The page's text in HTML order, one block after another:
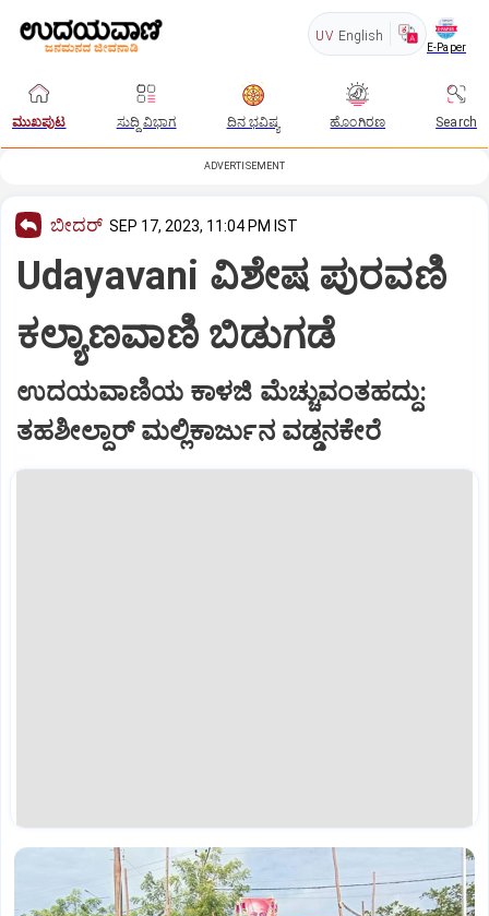
UV English
E-Paper
ಮುಖಪುಟ ಸುದ್ದಿ ವಿಭಾಗ ದಿನ ಭವಿಷ್ಯ ಹೊಂಗಿರಣ Search
ADVERTISEMENT
ಬೀದರ್ SEP 17, 2023, 11:04 PM IST
Udayavani ವಿಶೇಷ ಪುರವಣಿ
ಕಲ್ಯಾಣವಾಣಿ ಬಿಡುಗಡೆ
ಉದಯವಾಣಿಯ ಕಾಳಜಿ ಮೆಚ್ಚುವಂತಹದ್ದು:
ತಹಶೀಲ್ದಾರ್ ಮಲ್ಲಿಕಾರ್ಜುನ ವಡ್ಡನಕೇರೆ